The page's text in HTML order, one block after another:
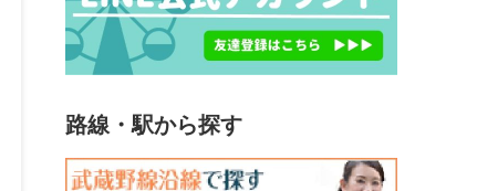
路線・駅から探す